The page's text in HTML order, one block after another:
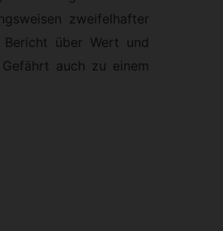
zweifelhafter
über Wert und
auch zu einem